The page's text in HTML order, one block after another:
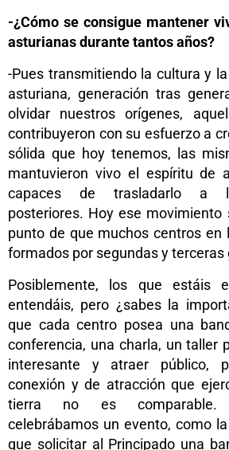
-¿Cómo se consigue mantener
asturianas durante tantos años?
-Pues transmitiendo la cultura y
asturiana, generación tras
olvidar nuestros orígenes,
contribuyeron con su esfuerzo a
sólida que hoy tenemos, las
mantuvieron vivo el espíritu de
capaces de trasladarlo a
posteriores. Hoy ese movimiento
punto de que muchos centros en
formados por segundas y terceras
Posiblemente, los que estáis
entendáis, pero ¿sabes la
que cada centro posea una
conferencia, una charla, un taller
interesante y atraer público,
conexión y de atracción que
tierra no es comparable.
celebrábamos un evento, como
que solicitar al Principado una